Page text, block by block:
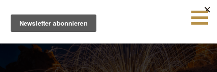
Inhalt
springen
Sparkr
Strategie |
Innovation